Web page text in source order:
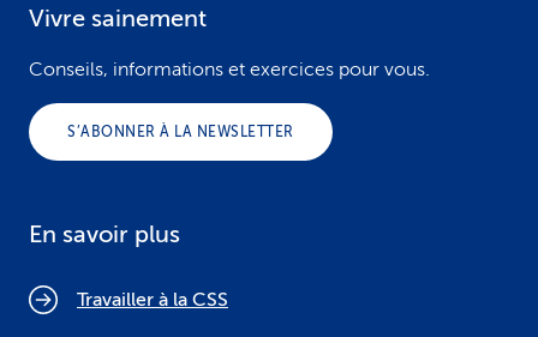
Vivre sainement
Conseils, informations et exercices pour vous.
S’ABONNER À LA NEWSLETTER
En savoir plus
Travailler à la CSS